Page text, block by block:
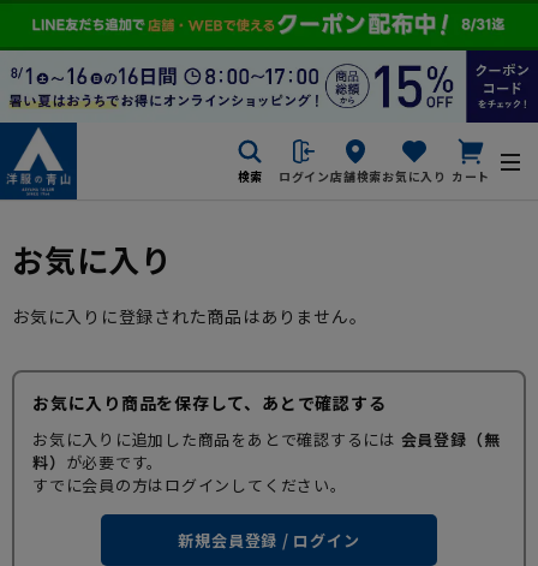
検索 ログイン店舗検索お気に入り カート
お気に入り
お気に入りに登録された商品はありません。
お気に入り商品を保存して、あとで確認する
お気に入りに追加した商品をあとで確認するには 会員登録（無
料） が必要です。
すでに会員の方はログインしてください。
新規会員登録 / ログイン